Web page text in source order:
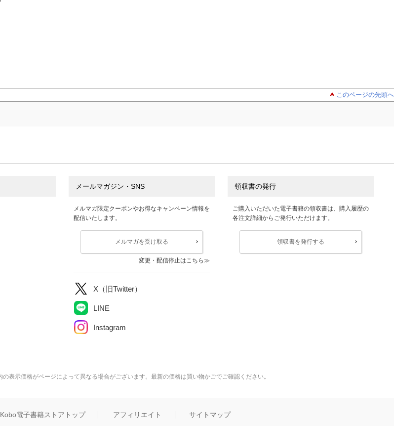
このページの先頭へ
メールマガジン・SNS
メルマガ限定クーポンやお得なキャンペーン情報を
配信いたします。
メルマガを受け取る
変更・配信停止はこちら
X（旧Twitter）
LINE
Instagram
領収書の発行
ご購入いただいた電子書籍の領収書は、購入履歴の
各注文詳細からご発行いただけます。
領収書を発行する
表示価格がページによって異なる場合がございます。最新の価格は買い物かごでご確認ください。
電子書籍ストアトップ アフィリエイト サイトマップ